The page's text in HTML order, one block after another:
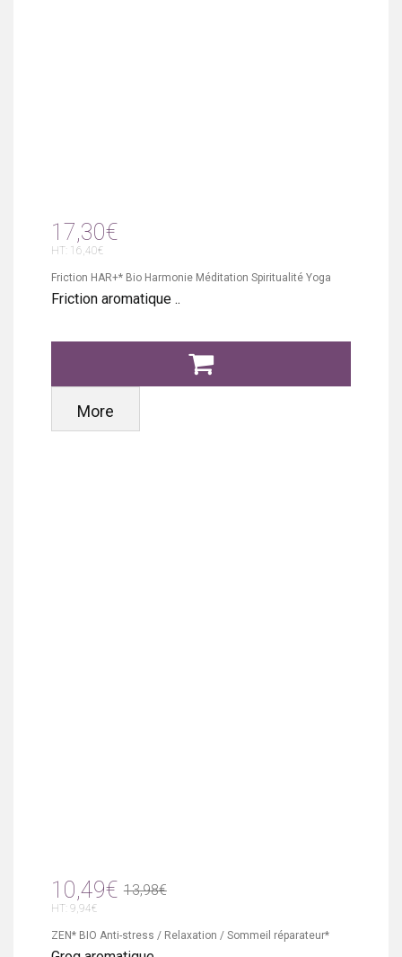
17,30€
HT: 16,40€
Friction HAR+* Bio Harmonie Méditation Spiritualité Yoga
Friction aromatique ..
More
10,49€ 13,98€
HT: 9,94€
ZEN* BIO Anti-stress / Relaxation / Sommeil réparateur*